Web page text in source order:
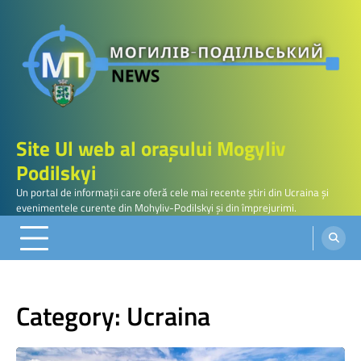
content
Site Ul web al orașului Mogyliv
Podilskyi
Un portal de informații care oferă cele mai recente știri din Ucraina și
evenimentele curente din Mohyliv-Podilskyi și din împrejurimi.
Category: Ucraina